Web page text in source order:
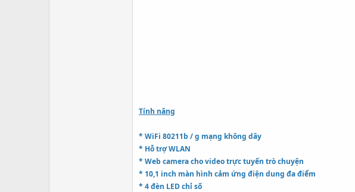
Tính năng
* WiFi 80211b / g mạng không dây
* Hỗ trợ WLAN
* Web camera cho video trực tuyến trò chuyện
* 10,1 inch màn hình cảm ứng điện dung đa điểm
* 4 đèn LED chỉ số